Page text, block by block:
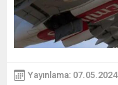
Yayınlama: 07.05.2024